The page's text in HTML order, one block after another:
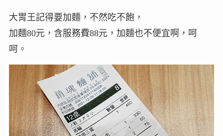
大胃王記得要加麵，不然吃不飽，
加麵80元，含服務費88元，加麵也不便宜啊，呵
呵。